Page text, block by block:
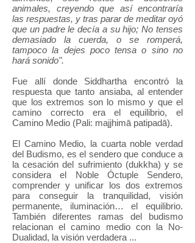
animales, creyendo que así encontraría
las respuestas, y tras parar de meditar oyó
que un padre le decía a su hijo; No tenses
demasiado la cuerda, o se romperá,
tampoco la dejes poco tensa o sino no
hará sonido".
Fue allí donde Siddhartha encontró la
respuesta que tanto ansiaba, al entender
que los extremos son lo mismo y que el
camino correcto era el equilibrio, el
Camino Medio (Pali: majjhimā patipadā).
El Camino Medio, la cuarta noble verdad
del Budismo, es el sendero que conduce a
la cesación del sufrimiento (dukkha) y se
considera el Noble Óctuple Sendero,
comprender y unificar los dos extremos
para conseguir la tranquilidad, visión
permanente, iluminación… el equilibrio.
También diferentes ramas del budismo
relacionan el camino medio con la No-
Dualidad, la visión verdadera ...